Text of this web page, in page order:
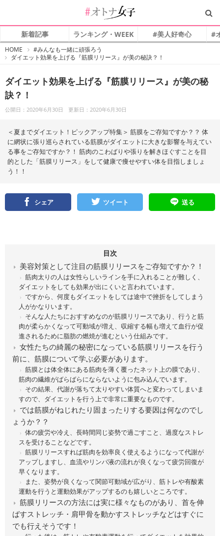
新着記事 ランキング・WEEK #美人好奇心 #
HOME
オ
ト
子
#みんなも一緒に頑張ろう
ダイエット効果を上げる『筋膜リリース』が美の秘訣？！
ダイエット効果を上げる『筋膜リリース』が美の秘
訣？！
公開日：2020年6月30日 更新日：2020年6月30日
＜夏までダイエット！ピックアップ特集＞ 筋膜をご存知ですか？？ 体
に網状に張り巡らされている筋膜がダイエットに大きな影響を与えてい
る事をご存知ですか？！ 筋肉のこわばりや張りを解きほぐすことを目
的とした「筋膜リリース」をして健康で痩せやすい体を目指しましょ
う！！
シェア ツイート 送る
目次
美容対策として注目の筋膜リリースをご存知ですか？！
筋肉太りの人は女性らしいラインを手に入れることが難しく、
ダイエットをしても効果が出にくいと言われています。
ですから、何度もダイエットをしては途中で挫折をしてしまう
人がかなりいます。
そんな人たちにおすすめなのが筋膜リリースであり、行うと筋
肉が柔らかくなって可動域が増え、収縮する幅も増えて血行が促
進されるために脂肪の燃焼が進むという仕組みです。
女性たちの綺麗の秘密になっている筋膜リリースを行う
前に、筋膜について学ぶ必要があります。
筋膜とは体全体にある筋肉を薄く覆ったネット上の膜であり、
筋肉の繊維がばらばらにならないように包み込んでいます。
その結果、代謝が落ちて太りやすい体質へと変わってしまいま
すので、ダイエットを行う上で非常に重要なものです。
では筋膜がねじれたり固まったりする要因は何なのでし
ょうか？？
体の疲労や冷え、長時間同じ姿勢で過ごすこと、過度なストレ
スを受けることなどです。
筋膜リリースすれば筋肉を効率良く使えるようになって代謝が
アップしますし、血流やリンパ液の流れが良くなって疲労回復が
早くなります。
また、姿勢が良くなって関節可動域が広がり、筋トレや有酸素
運動を行うと運動効果がアップするのも嬉しいところです。
筋膜リリースの方法には実に様々なものがあり、首を伸
ばすストレッチ・肩甲骨を動かすストレッチなどはすぐに
でも行えそうです！